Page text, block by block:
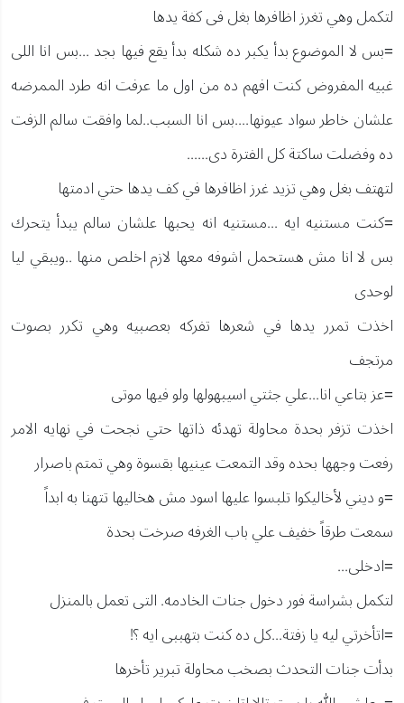
لتكمل وهي تغرز اظافرها بغل فى كفة يدها
=بس لا الموضوع بدأ يكبر ده شكله بدأ يقع فيها بجد ...بس انا اللى
غبيه المفروض كنت افهم ده من اول ما عرفت انه طرد الممرضه
علشان خاطر سواد عيونها....بس انا السبب..لما وافقت سالم الزفت
ده وفضلت ساكتة كل الفترة دى......
لتهتف بغل وهي تزيد غرز اظافرها في كف يدها حتي ادمتها
=كنت مستنيه ايه ...مستنيه انه يحبها علشان سالم يبدأ يتحرك
بس لا انا مش هستحمل اشوفه معها لازم اخلص منها ..ويبقي ليا
لوحدى
اخذت تمرر يدها في شعرها تفركه بعصبيه وهي تكرر بصوت
مرتجف
=عز بتاعي انا...علي جثتي اسيبهولها ولو فيها موتى
اخذت تزفر بحدة محاولة تهدئه ذاتها حتي نجحت في نهايه الامر
رفعت وجهها بحده وقد التمعت عينيها بقسوة وهي تمتم باصرار
=و ديني لأخاليكوا تلبسوا عليها اسود مش هخاليها تتهنا به ابداً
سمعت طرقاً خفيف علي باب الغرفه صرخت بحدة
=ادخلى...
لتكمل بشراسة فور دخول جنات الخادمه. التى تعمل بالمنزل
=اتأخرتي ليه يا زفتة...كل ده كنت بتهببى ايه ؟!
بدأت جنات التحدث بصخب محاولة تبرير تأخرها